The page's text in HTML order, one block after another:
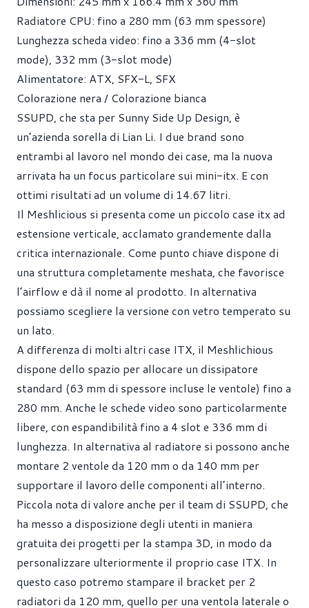
Radiatore CPU: fino a 280 mm (63 mm spessore)
Lunghezza scheda video: fino a 336 mm (4-slot
mode), 332 mm (3-slot mode)
Alimentatore: ATX, SFX-L, SFX
Colorazione nera / Colorazione bianca
SSUPD, che sta per Sunny Side Up Design, è
un’azienda sorella di Lian Li. I due brand sono
entrambi al lavoro nel mondo dei case, ma la nuova
arrivata ha un focus particolare sui mini-itx. E con
ottimi risultati ad un volume di 14.67 litri.
Il Meshlicious si presenta come un piccolo case itx ad
estensione verticale, acclamato grandemente dalla
critica internazionale. Come punto chiave dispone di
una struttura completamente meshata, che favorisce
l’airflow e dà il nome al prodotto. In alternativa
possiamo scegliere la versione con vetro temperato su
un lato.
A differenza di molti altri case ITX, il Meshlichious
dispone dello spazio per allocare un dissipatore
standard (63 mm di spessore incluse le ventole) fino a
280 mm. Anche le schede video sono particolarmente
libere, con espandibilità fino a 4 slot e 336 mm di
lunghezza. In alternativa al radiatore si possono anche
montare 2 ventole da 120 mm o da 140 mm per
supportare il lavoro delle componenti all’interno.
Piccola nota di valore anche per il team di SSUPD, che
ha messo a disposizione degli utenti in maniera
gratuita dei progetti per la stampa 3D, in modo da
personalizzare ulteriormente il proprio case ITX. In
questo caso potremo stampare il bracket per 2
radiatori da 120 mm, quello per una ventola laterale o